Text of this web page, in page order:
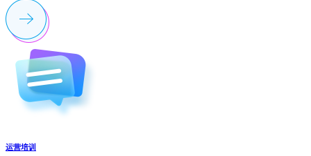
运营培训